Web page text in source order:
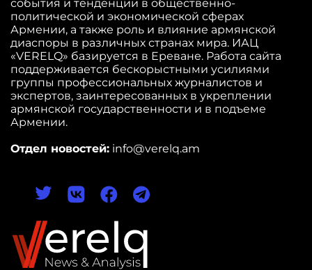
события и тенденции в общественно-
политической и экономической сферах
Армении, а также роль и влияние армянской
диаспоры в различных странах мира. ИАЦ
«VERELQ» базируется в Ереване. Работа сайта
поддерживается бескорыстными усилиями
группы профессиональных журналистов и
экспертов, заинтересованных в укреплении
армянской государственности и в подъеме
Армении.
Отдел новостей: info@verelq.am